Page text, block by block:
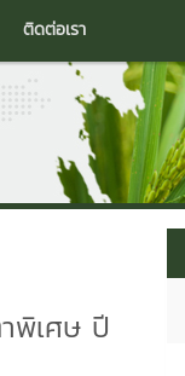
ติดต่อเรา
พิเศษ ปี